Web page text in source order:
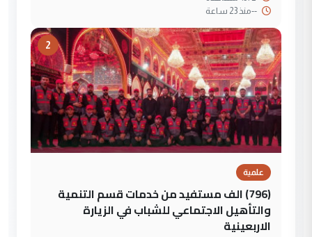
--منذ 23 ساعة
2
علمية
(796) الف مستفيد من خدمات قسم التنمية
والتأهيل الاجتماعي للشباب في الزيارة
الاربعينية